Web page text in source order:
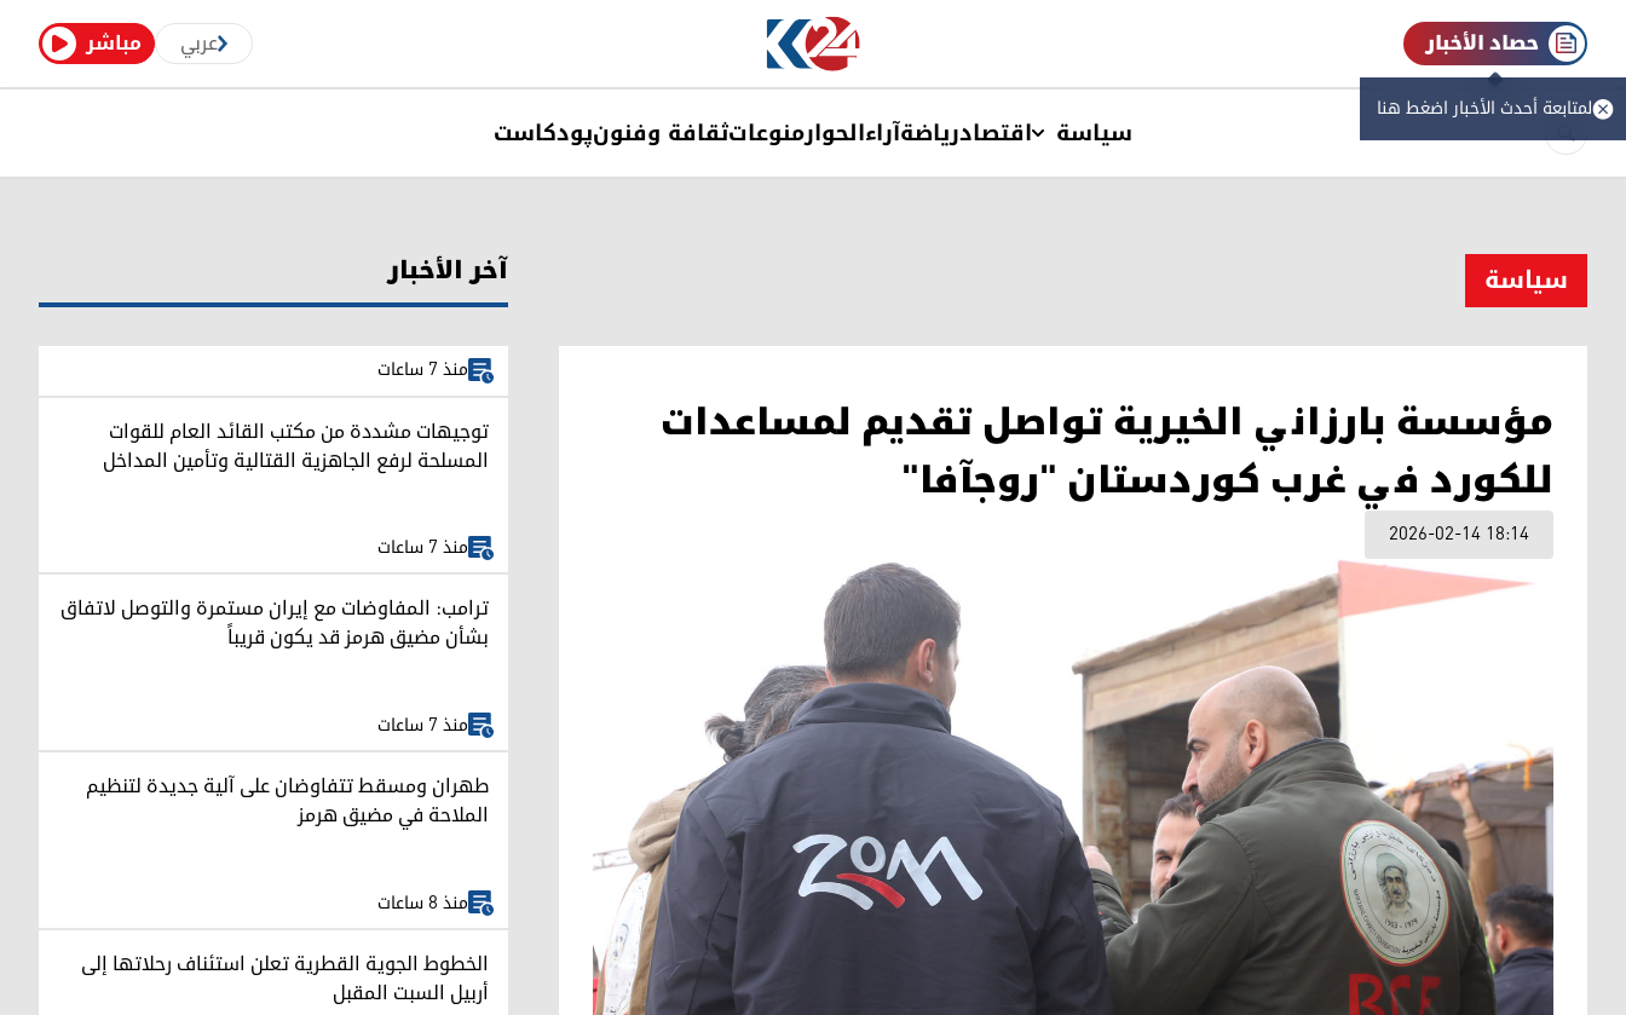
مباشر عربي حصاد الأخبار
لمتابعة أحدث الأخبار اضغط هنا
سیاسة اقتصادریاضةآراءالحوارمنوعاتثقافة وفنونپودکاست
سیاسة
مؤسسة بارزاني الخيرية تواصل تقديم لمساعدات
للكورد في غرب كوردستان "روجآفا"
2026-02-14 18:14
آخر الأخبار
منذ 7 ساعات
توجيهات مشددة من مكتب القائد العام للقوات
المسلحة لرفع الجاهزية القتالية وتأمين المداخل
منذ 7 ساعات
ترامب: المفاوضات مع إيران مستمرة والتوصل لاتفاق
بشأن مضيق هرمز قد يكون قريباً
منذ 7 ساعات
طهران ومسقط تتفاوضان على آلية جديدة لتنظيم
الملاحة في مضيق هرمز
منذ 8 ساعات
الخطوط الجوية القطرية تعلن استئناف رحلاتها إلى
أربيل السبت المقبل